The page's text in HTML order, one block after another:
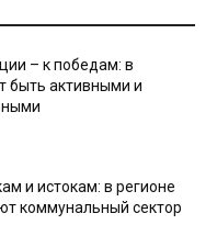
– к победам: в
быть активными и
и истокам: в регионе
коммунальный сектор